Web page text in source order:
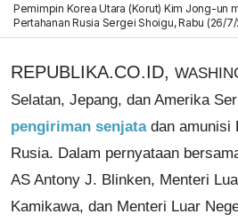
Pemimpin Korea Utara (Korut) Kim Jong-un
Pertahanan Rusia Sergei Shoigu, Rabu (26/
REPUBLIKA.CO.ID,
Selatan, Jepang, dan Amerika
pengiriman senjata dan amunisi
Rusia. Dalam pernyataan
AS Antony J. Blinken, Menteri
Kamikawa, dan Menteri Luar